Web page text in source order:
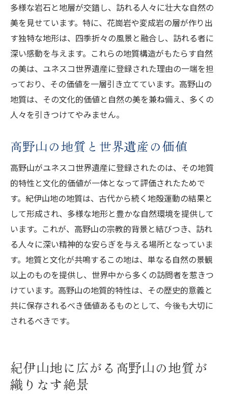
多様な岩石と地層が交錯し、訪れる人々に壮大な自然の
美を見せています。特に、花崗岩や変成岩の層が作り出
す独特な地形は、四季折々の風景と融合し、訪れる者に
深い感動を与えます。これらの地質構造がもたらす自然
の美は、ユネスコ世界遺産に登録された理由の一端を担
っており、その価値を一層引き立てています。高野山の
地質は、その文化的価値と自然の美を兼ね備え、多くの
人々を引きつけてやみません。
高野山の地質と世界遺産の価値
高野山がユネスコ世界遺産に登録されたのは、その地質
的特性と文化的価値が一体となって評価されたためで
す。紀伊山地の地質は、古代から続く地殻運動の結果と
して形成され、多様な地形と豊かな自然環境を提供して
います。これが、高野山の宗教的背景と結びつき、訪れ
る人々に深い精神的な安らぎを与える場所となっていま
す。地質と文化が共鳴するこの地は、単なる自然の景観
以上のものを提供し、世界中から多くの訪問者を惹きつ
けています。高野山の地質的特性は、その歴史的意義と
共に保存されるべき価値あるものとして、今後も大切に
されるべきです。
紀伊山地に広がる高野山の地質が
織りなす絶景